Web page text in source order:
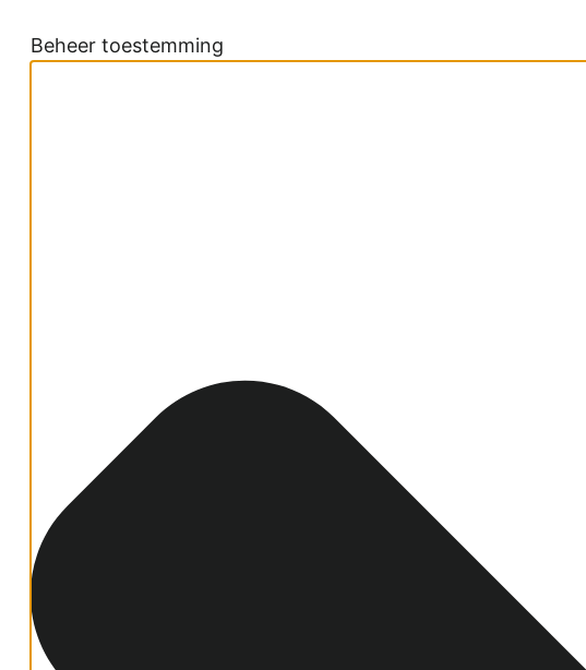
Beheer toestemming